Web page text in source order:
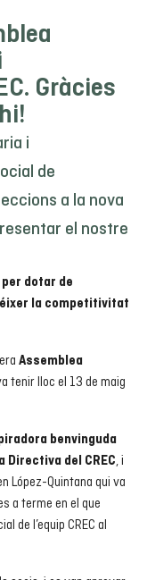
Gràcies
i
de
a la nova
el nostre
dotar de
la competitivitat
Assemblea
tenir lloc el 13 de maig
benvinguda
Directiva del CREC, i
López-Quintana qui va
a terme en el que
de l’equip CREC al